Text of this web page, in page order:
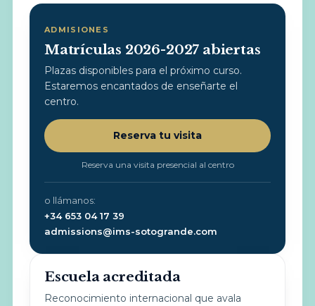
ADMISIONES
Matrículas 2026-2027 abiertas
Plazas disponibles para el próximo curso.
Estaremos encantados de enseñarte el
centro.
Reserva tu visita
Reserva una visita presencial al centro
o llámanos:
+34 653 04 17 39
admissions@ims-sotogrande.com
Escuela acreditada
Reconocimiento internacional que avala